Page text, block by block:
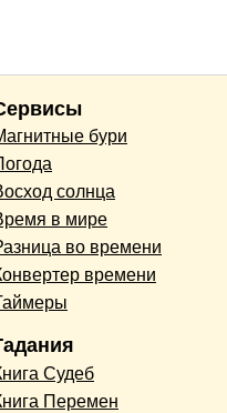
бури
солнца
в мире
во времени
времени
Судеб
Перемен